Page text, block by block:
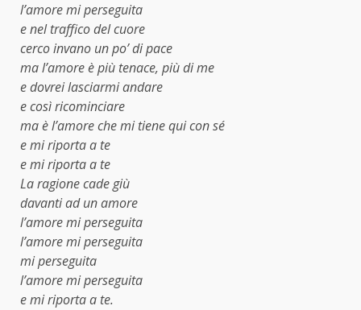
l’amore mi perseguita
e nel traffico del cuore
cerco invano un po’ di pace
ma l’amore è più tenace, più di me
e dovrei lasciarmi andare
e così ricominciare
ma è l’amore che mi tiene qui con sé
e mi riporta a te
e mi riporta a te
La ragione cade giù
davanti ad un amore
l’amore mi perseguita
l’amore mi perseguita
mi perseguita
l’amore mi perseguita
e mi riporta a te.